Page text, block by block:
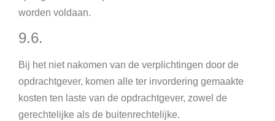
worden voldaan.
9.6.
Bij het niet nakomen van de verplichtingen door de
opdrachtgever, komen alle ter invordering gemaakte
kosten ten laste van de opdrachtgever, zowel de
gerechtelijke als de buitenrechtelijke.